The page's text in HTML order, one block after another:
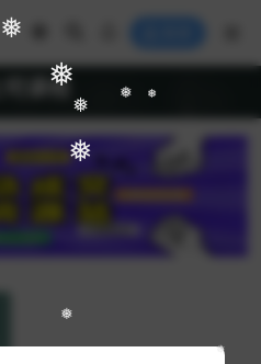
❅
❅
❅
❅
❅
❅
❅
司课程